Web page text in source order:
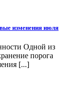
изменения июля
Одной из
порога
[...]